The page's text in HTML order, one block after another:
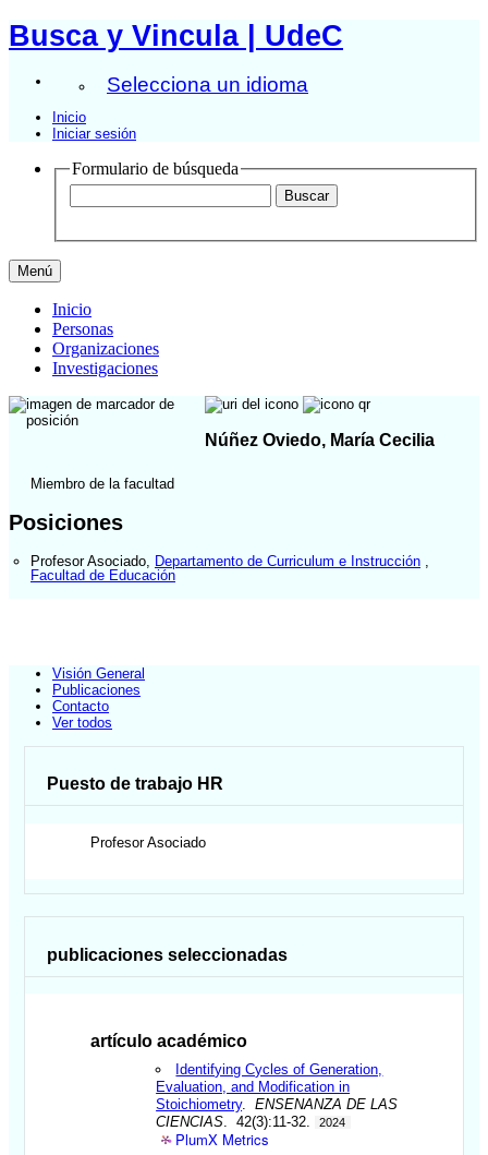
Busca y Vincula | UdeC
Selecciona un idioma
Inicio
Iniciar sesión
Formulario de búsqueda
Menú
Inicio
Personas
Organizaciones
Investigaciones
Núñez Oviedo, María Cecilia
Miembro de la facultad
Posiciones
Profesor Asociado Departamento de Curriculum e Instrucción
Facultad de Educación
Visión General
Publicaciones
Contacto
Ver todos
Puesto de trabajo HR
Profesor Asociado
publicaciones seleccionadas
artículo académico
Identifying Cycles of Generation,
Evaluation, and Modification in
Stoichiometry.ENSENANZA DE LAS
CIENCIAS . 42(3):11-32. 2024
PlumX Metrics